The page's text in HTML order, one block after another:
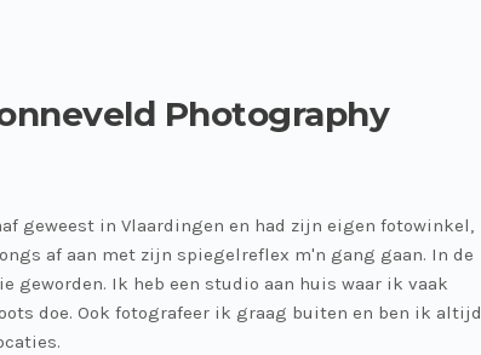
Photography
geweest in Vlaardingen en had zijn eigen fotowinkel,
af aan met zijn spiegelreflex m'n gang gaan. In de
geworden. Ik heb een studio aan huis waar ik vaak
doe. Ook fotografeer ik graag buiten en ben ik altijd